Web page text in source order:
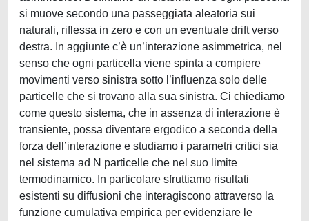
si muove secondo una passeggiata aleatoria sui
naturali, riflessa in zero e con un eventuale drift verso
destra. In aggiunte c’è un’interazione asimmetrica, nel
senso che ogni particella viene spinta a compiere
movimenti verso sinistra sotto l’influenza solo delle
particelle che si trovano alla sua sinistra. Ci chiediamo
come questo sistema, che in assenza di interazione è
transiente, possa diventare ergodico a seconda della
forza dell’interazione e studiamo i parametri critici sia
nel sistema ad N particelle che nel suo limite
termodinamico. In particolare sfruttiamo risultati
esistenti su diffusioni che interagiscono attraverso la
funzione cumulativa empirica per evidenziare le